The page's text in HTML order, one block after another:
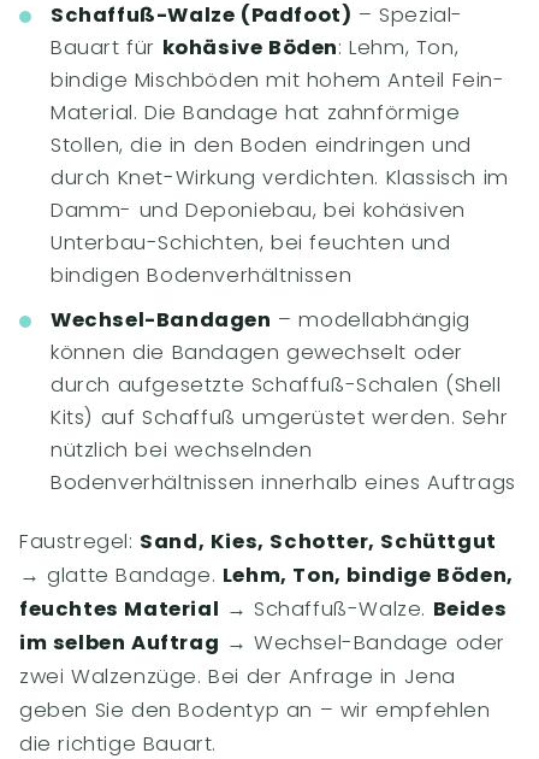
Schaffuß-Walze (Padfoot) – Spezial-
Bauart für kohäsive Böden: Lehm, Ton,
bindige Mischböden mit hohem Anteil Fein-
Material. Die Bandage hat zahnförmige
Stollen, die in den Boden eindringen und
durch Knet-Wirkung verdichten. Klassisch im
Damm- und Deponiebau, bei kohäsiven
Unterbau-Schichten, bei feuchten und
bindigen Bodenverhältnissen
Wechsel-Bandagen – modellabhängig
können die Bandagen gewechselt oder
durch aufgesetzte Schaffuß-Schalen (Shell
Kits) auf Schaffuß umgerüstet werden. Sehr
nützlich bei wechselnden
Bodenverhältnissen innerhalb eines Auftrags
Faustregel: Sand, Kies, Schotter, Schüttgut
→ glatte Bandage. Lehm, Ton, bindige Böden,
feuchtes Material → Schaffuß-Walze. Beides
im selben Auftrag → Wechsel-Bandage oder
zwei Walzenzüge. Bei der Anfrage in Jena
geben Sie den Bodentyp an – wir empfehlen
die richtige Bauart.